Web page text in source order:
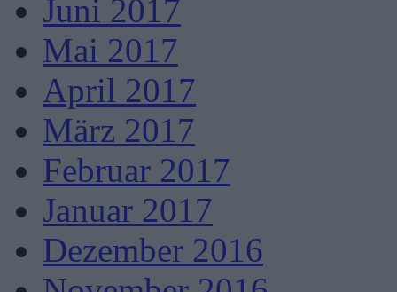
Juni 2017
Mai 2017
April 2017
März 2017
Februar 2017
Januar 2017
Dezember 2016